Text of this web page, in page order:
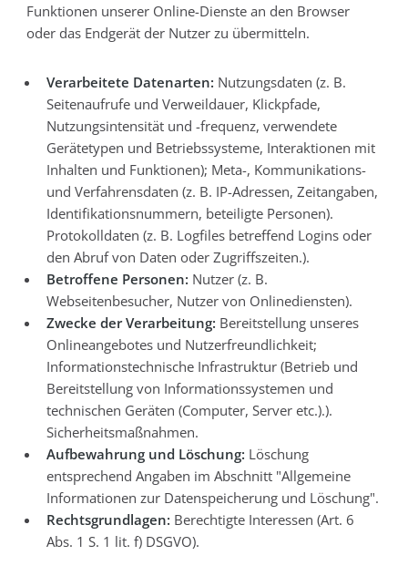
Funktionen unserer Online-Dienste an den Browser
oder das Endgerät der Nutzer zu übermitteln.
Verarbeitete Datenarten: Nutzungsdaten (z. B.
Seitenaufrufe und Verweildauer, Klickpfade,
Nutzungsintensität und -frequenz, verwendete
Gerätetypen und Betriebssysteme, Interaktionen mit
Inhalten und Funktionen); Meta-, Kommunikations-
und Verfahrensdaten (z. B. IP-Adressen, Zeitangaben,
Identifikationsnummern, beteiligte Personen).
Protokolldaten (z. B. Logfiles betreffend Logins oder
den Abruf von Daten oder Zugriffszeiten.).
Betroffene Personen: Nutzer (z. B.
Webseitenbesucher, Nutzer von Onlinediensten).
Zwecke der Verarbeitung: Bereitstellung unseres
Onlineangebotes und Nutzerfreundlichkeit;
Informationstechnische Infrastruktur (Betrieb und
Bereitstellung von Informationssystemen und
technischen Geräten (Computer, Server etc.).).
Sicherheitsmaßnahmen.
Aufbewahrung und Löschung: Löschung
entsprechend Angaben im Abschnitt "Allgemeine
Informationen zur Datenspeicherung und Löschung".
Rechtsgrundlagen: Berechtigte Interessen (Art. 6
Abs. 1 S. 1 lit. f) DSGVO).